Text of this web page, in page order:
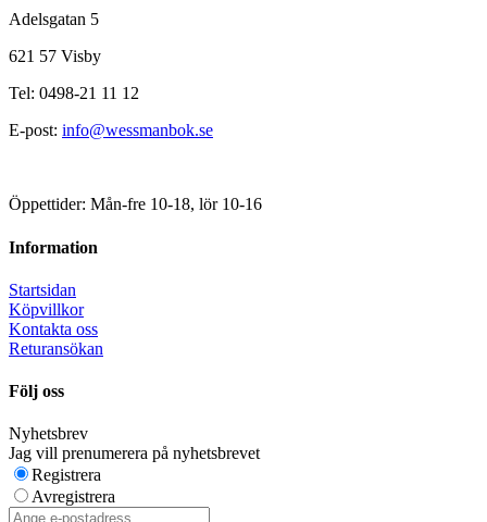
Adelsgatan 5
621 57 Visby
Tel: 0498-21 11 12
E-post: info@wessmanbok.se
Öppettider: Mån-fre 10-18, lör 10-16
Information
Startsidan
Köpvillkor
Kontakta oss
Returansökan
Följ oss
Nyhetsbrev
Jag vill prenumerera på nyhetsbrevet
Registrera
Avregistrera